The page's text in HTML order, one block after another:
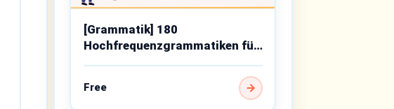
[Grammatik] 180
Hochfrequenzgrammatiken für
JLPT N5
Free